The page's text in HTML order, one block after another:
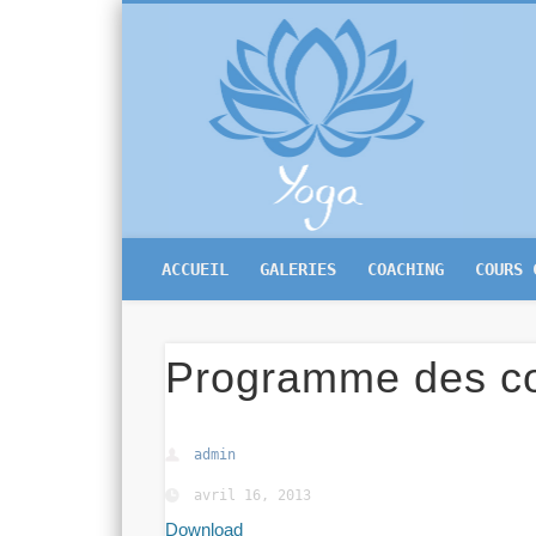
Yoga Bruxelles
Facebook
ACCUEIL GALERIES COACHING
Programme des
admin
avril 16, 2013
Download